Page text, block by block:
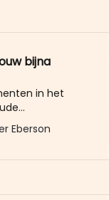
bijna
in het
onder
Brix Real
helft minder
Eberson